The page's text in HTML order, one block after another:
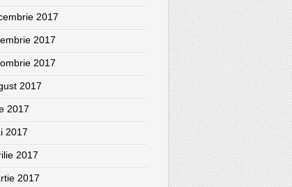
2017
2017
2017
2017
2017
2017
2017
2017